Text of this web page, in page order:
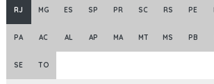
RJ MG ES SP PR SC RS PE
PA AC AL AP MA MT MS PB
SE TO